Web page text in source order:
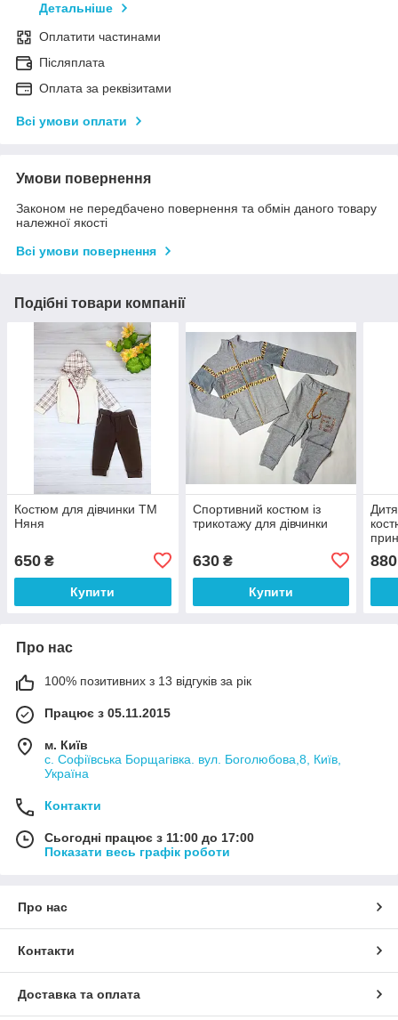
Детальніше
Оплатити частинами
Післяплата
Оплата за реквізитами
Всі умови оплати
Умови повернення
Законом не передбачено повернення та обмін даного товару
належної якості
Всі умови повернення
Подібні товари компанії
Костюм для дівчинки ТМ
Няня
650 ₴
Купити
Спортивний костюм із
трикотажу для дівчинки
630₴
Купити
880
Про нас
100% позитивних з 13 відгуків за рік
Працює з 05.11.2015
м. Київ
с. Софіївська Борщагівка. вул. Боголюбова,8, Київ,
Україна
Контакти
Сьогодні працює з 11:00 до 17:00
Показати весь графік роботи
Про нас
Контакти
Доставка та оплата